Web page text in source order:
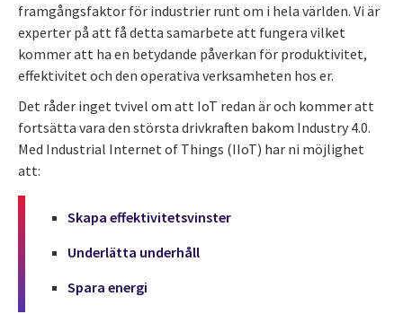
framgångsfaktor för industrier runt om i hela världen. Vi är
experter på att få detta samarbete att fungera vilket
kommer att ha en betydande påverkan för produktivitet,
effektivitet och den operativa verksamheten hos er.
Det råder inget tvivel om att IoT redan är och kommer att
fortsätta vara den största drivkraften bakom Industry 4.0.
Med Industrial Internet of Things (IIoT) har ni möjlighet
att:
Skapa effektivitetsvinster
Underlätta underhåll
Spara energi